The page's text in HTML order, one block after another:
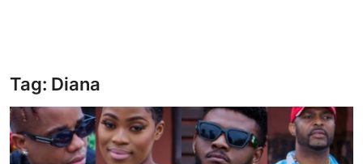
Letras de músicas/Frases
Galeria
Tag: Diana